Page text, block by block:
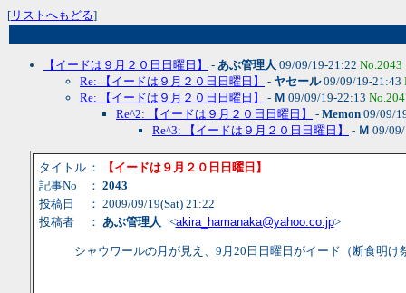
[ リストへもどる]
【イードは９月２０日日曜日】 - あぶ管理人 09/09/19-21:22 No.2043
Re: 【イードは９月２０日日曜日】
- ヤセール09/09/19-21:43
Re: 【イードは９月２０日日曜日】
- Ｍ 09/09/19-22:13
Re^2: 【イードは９月２０日日曜日】
- Memon 09/09/
Re^3: 【イードは９月２０日日曜日】
- Ｍ 09/
タイトル ：
【イードは９月２０日日曜日】
記事No
： 2043
投稿日
： 2009/09/19(Sat) 21:22
投稿者
： あぶ管理人 <akira_hamanaka@yahoo.co.jp>
シャウワールの月が見え、9月20日日曜日がイード（断食明